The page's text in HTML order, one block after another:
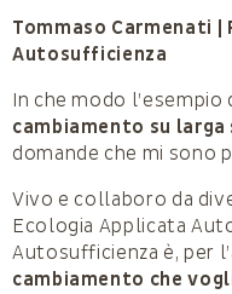
Tommaso Carmenati |
Autosufficienza
In che modo
cambiamento su larga
domande che mi sono
Vivo e collaboro da
Ecologia Applicata
Autosufficienza è, per
cambiamento che